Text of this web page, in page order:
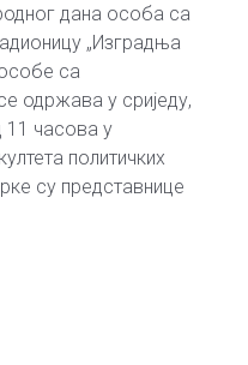
дана особа са
„Изградња
са
одржава у сриједу,
11 часова у
политичких
су представнице